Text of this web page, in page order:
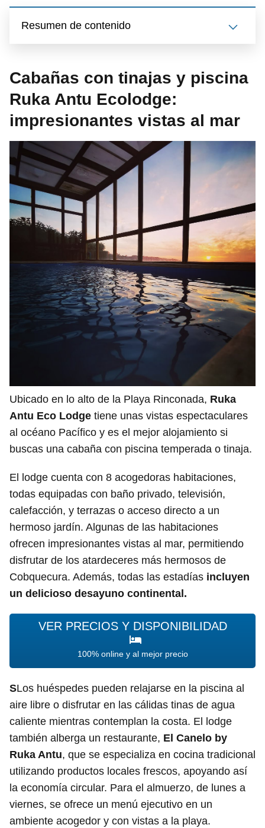
Resumen de contenido
Cabañas con tinajas y piscina
Ruka Antu Ecolodge:
impresionantes vistas al mar
Ubicado en lo alto de la Playa Rinconada, Ruka
Antu Eco Lodge tiene unas vistas espectaculares
al océano Pacífico y es el mejor alojamiento si
buscas una cabaña con piscina temperada o tinaja.
El lodge cuenta con 8 acogedoras habitaciones,
todas equipadas con baño privado, televisión,
calefacción, y terrazas o acceso directo a un
hermoso jardín. Algunas de las habitaciones
ofrecen impresionantes vistas al mar, permitiendo
disfrutar de los atardeceres más hermosos de
Cobquecura. Además, todas las estadías incluyen
un delicioso desayuno continental.
VER PRECIOS Y DISPONIBILIDAD
100% online y al mejor precio
SLos huéspedes pueden relajarse en la piscina al
aire libre o disfrutar en las cálidas tinas de agua
caliente mientras contemplan la costa. El lodge
también alberga un restaurante, El Canelo by
Ruka Antu, que se especializa en cocina tradicional
utilizando productos locales frescos, apoyando así
la economía circular. Para el almuerzo, de lunes a
viernes, se ofrece un menú ejecutivo en un
ambiente acogedor y con vistas a la playa.